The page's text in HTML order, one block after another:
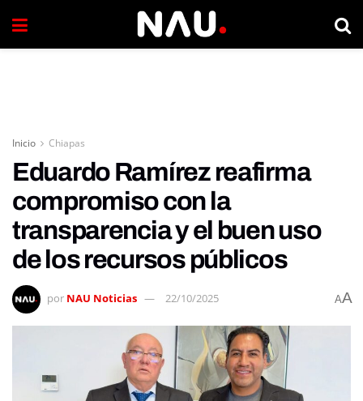
Inicio Chiapas
Eduardo Ramírez reafirma
compromiso con la
transparencia y el buen uso
de los recursos públicos
por NAU Noticias 22/10/2025 AA